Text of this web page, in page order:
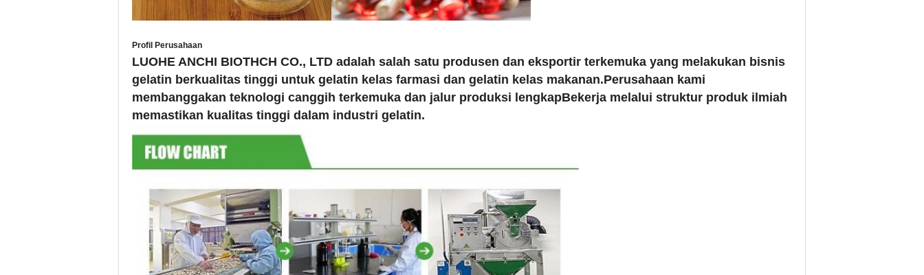
Profil Perusahaan
LUOHE ANCHI BIOTHCH CO., LTD adalah salah satu produsen dan eksportir terkemuka yang melakukan bisnis
gelatin berkualitas tinggi untuk gelatin kelas farmasi dan gelatin kelas makanan.Perusahaan kami
membanggakan teknologi canggih terkemuka dan jalur produksi lengkapBekerja melalui struktur produk ilmiah
memastikan kualitas tinggi dalam industri gelatin.